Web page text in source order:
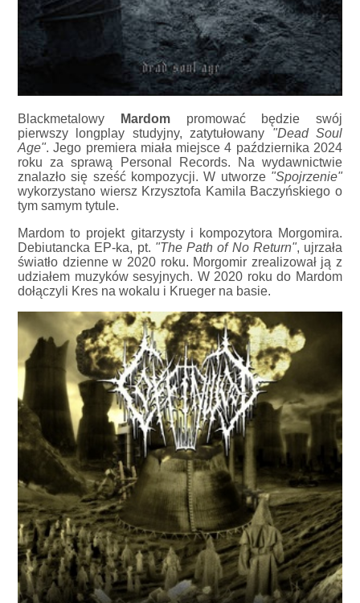
Blackmetalowy Mardompromować będzie swój
pierwszy longplay studyjny, zatytułowany "Dead Soul
Age". Jego premiera miała miejsce 4 października 2024
roku za sprawą Personal Records. Na wydawnictwie
znalazło się sześć kompozycji. W utworze"Spojrzenie"
wykorzystano wiersz Krzysztofa Kamila Baczyńskiego o
tym samym tytule.
Mardom to projekt gitarzysty i kompozytora Morgomira.
Debiutancka EP-ka, pt. "The Path of No Return", ujrzała
światło dzienne w 2020 roku. Morgomir zrealizował ją z
udziałem muzyków sesyjnych. W 2020 roku do Mardom
dołączyli Kres na wokalu i Krueger na basie.